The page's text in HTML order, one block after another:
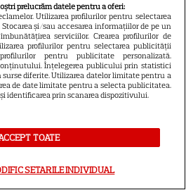
Harta unei distracții sportive în
trend la noi în București:
tennis. Unde găsești
mai bune terenuri de
din oraș
ASCUNDE ultima CIFRA a
ului? Dacă ai 3 sau 8
prelucrăm datele pentru a oferi:
Utilizarea profilurilor pentru selectarea
și/sau accesarea informațiilor de pe un
serviciilor. Crearea profilurilor de
profilurilor pentru selectarea publicității
pentru publicitate personalizată.
Înțelegerea publicului prin statistici
diferite. Utilizarea datelor limitate pentru a
de date limitate pentru a selecta publicitatea.
identificarea prin scanarea dispozitivului.
TOATE
SETARILE INDIVIDUAL